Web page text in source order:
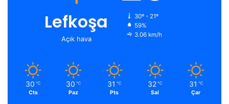
Lefkoşa
Açık hava
30º - 21º
59%
3.06 km/h
30 ℃
Cts
30 ℃
Paz
31 ℃
Pts
32 ℃
Sal
31 ℃
Çar